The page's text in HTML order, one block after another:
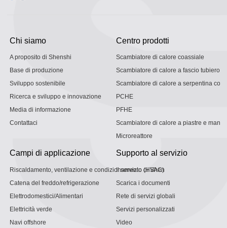
Chi siamo
A proposito di Shenshi
Base di produzione
Sviluppo sostenibile
Ricerca e sviluppo e innovazione
Media di informazione
Contattaci
Centro prodotti
Scambiatore di calore coassiale
Scambiatore di calore a fascio tubiero
Scambiatore di calore a serpentina con
PCHE
PFHE
Scambiatore di calore a piastre e
Microreattore
Campi di applicazione
Riscaldamento, ventilazione e condizionamento (HVAC)
Catena del freddo/refrigerazione
Elettrodomestici/Alimentari
Elettricità verde
Navi offshore
Supporto al servizio
Il servizio di Shen
Scarica i documenti
Rete di servizi globali
Servizi personalizzati
Video